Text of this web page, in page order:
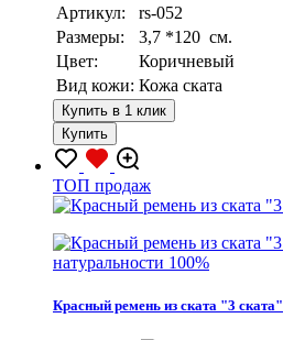
Артикул:
rs-052
Размеры:
3,7 *120 см.
Цвет:
Коричневый
Вид кожи: Кожа ската
Купить в 1 клик
Купить
TOП продаж
натуральности 100%
Красный ремень из ската "3 ската"